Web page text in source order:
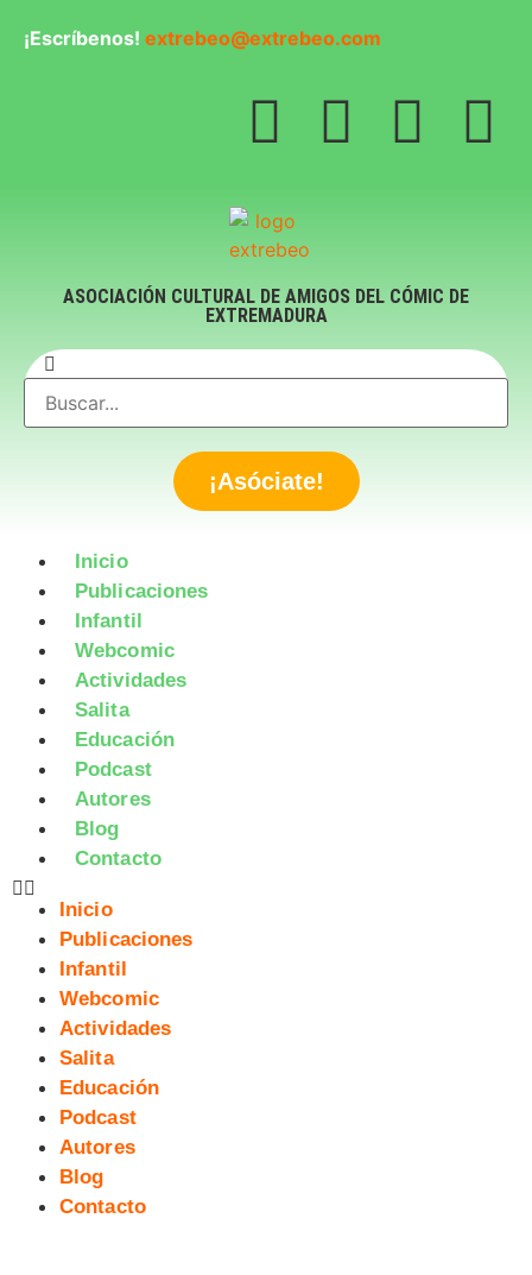
¡Escríbenos! extrebeo@extrebeo.com
ASOCIACIÓN CULTURAL DE AMIGOS DEL CÓMIC DE
EXTREMADURA
¡Asóciate!
Inicio
Publicaciones
Infantil
Webcomic
Actividades
Salita
Educación
Podcast
Autores
Blog
Contacto
Inicio
Publicaciones
Infantil
Webcomic
Actividades
Salita
Educación
Podcast
Autores
Blog
Contacto